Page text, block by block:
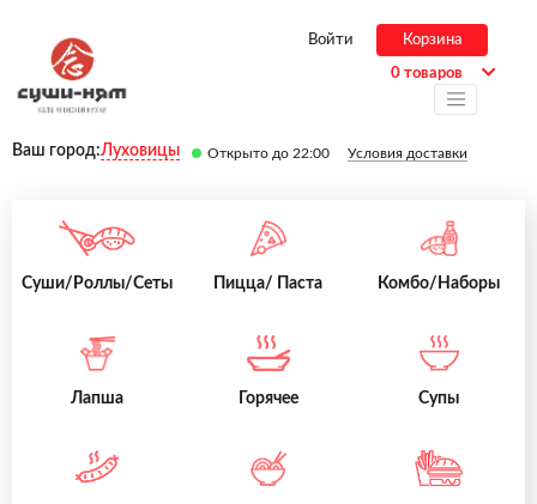
Ваш город:Луховицы Открыто до 22:00 Условия доставки
Войти Корзина
0 товаров
Суши/Роллы/Сеты Пицца/ Паста Комбо/Наборы
Лапша Горячее Супы